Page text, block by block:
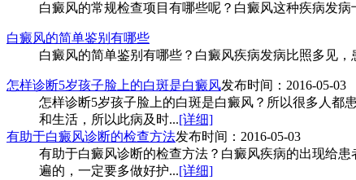
白癜风的常规检查项目有哪些呢？白癜风这种疾病发
白癜风的简单鉴别有哪些
白癜风的简单鉴别有哪些？白癜风疾病发病比照多见
怎样诊断5岁孩子脸上的白斑是白癜风发布时间：2016-05-03
怎样诊断5岁孩子脸上的白斑是白癜风？所以很多人都
和生活，所以此病及时...[详细]
有助于白癜风诊断的检查方法发布时间：2016-05-03
有助于白癜风诊断的检查方法？白癜风疾病的出现给
遍的，一定要多做好护...[详细]